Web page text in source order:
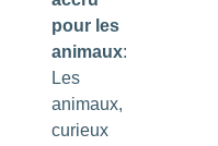
pour les
animaux:
Les
animaux,
curieux